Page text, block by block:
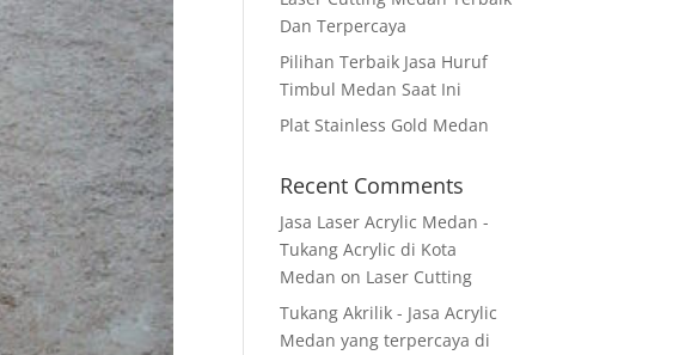
Dan Terpercaya
Pilihan Terbaik Jasa Huruf
Timbul Medan Saat Ini
Plat Stainless Gold Medan
Recent Comments
Jasa Laser Acrylic Medan -
Tukang Acrylic di Kota
Medan on Laser Cutting
Tukang Akrilik - Jasa Acrylic
Medan yang terpercaya di